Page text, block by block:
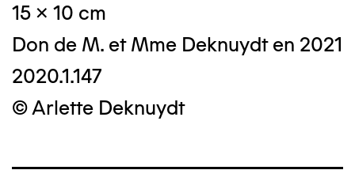
15 x 10 cm
Don de M. et Mme Deknuydt en 2021
2020.1.147
© Arlette Deknuydt